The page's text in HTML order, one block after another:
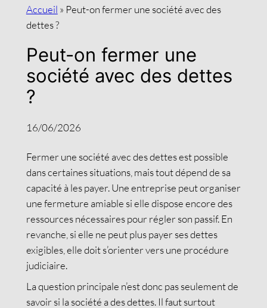
Accueil » Peut-on fermer une société avec des
dettes ?
Peut-on fermer une
société avec des dettes
?
16/06/2026
Fermer une société avec des dettes est possible
dans certaines situations, mais tout dépend de sa
capacité à les payer. Une entreprise peut organiser
une fermeture amiable si elle dispose encore des
ressources nécessaires pour régler son passif. En
revanche, si elle ne peut plus payer ses dettes
exigibles, elle doit s’orienter vers une procédure
judiciaire.
La question principale n’est donc pas seulement de
savoir si la société a des dettes. Il faut surtout